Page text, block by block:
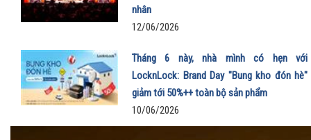
nhân
12/06/2026
Tháng 6 này, nhà mình có hẹn với
LocknLock: Brand Day "Bung kho đón hè"
giảm tới 50%++ toàn bộ sản phẩm
10/06/2026